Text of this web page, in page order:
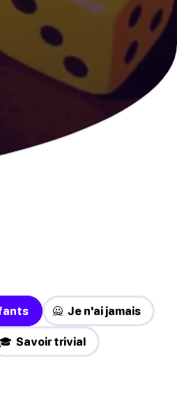
🙅 Je n'ai jamais
🎓 Savoir trivial